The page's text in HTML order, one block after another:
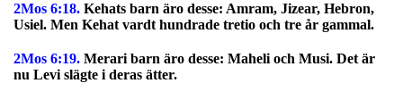
2Mos 6:18. Kehats barn äro desse: Amram, Jizear, Hebron,
Usiel. Men Kehat vardt hundrade tretio och tre år gammal.
2Mos 6:19. Merari barn äro desse: Maheli och Musi. Det är
nu Levi slägte i deras ätter.